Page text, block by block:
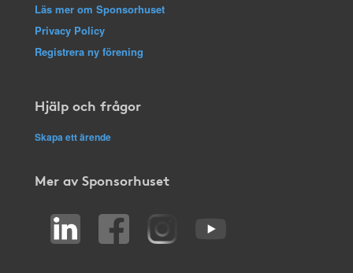
Läs mer om Sponsorhuset
Privacy Policy
Registrera ny förening
Hjälp och frågor
Skapa ett ärende
Mer av Sponsorhuset